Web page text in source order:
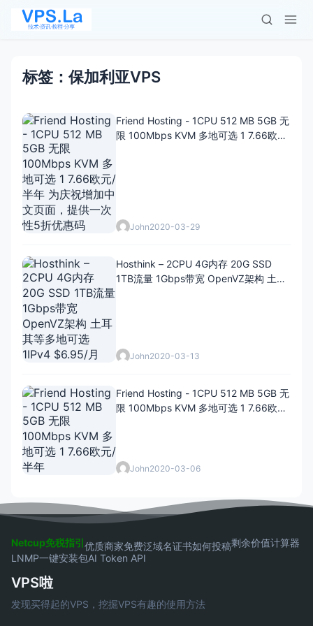
标签：保加利亚VPS
Friend Hosting - 1CPU 512 MB 5GB 无
限 100Mbps KVM 多地可选 1 7.66欧
John2020-03-29
Hosthink – 2CPU 4G内存 20G SSD
1TB流量 1Gbps带宽 OpenVZ架构 土耳
John2020-03-13
Friend Hosting - 1CPU 512 MB 5GB 无
限 100Mbps KVM 多地可选 1 7.66欧
John2020-03-06
Netcup免税指引优质商家免费泛域名证书如何投稿剩余价值计算器
LNMP一键安装包AI Token API
VPS啦
发现买得起的VPS，挖掘VPS有趣的使用方法